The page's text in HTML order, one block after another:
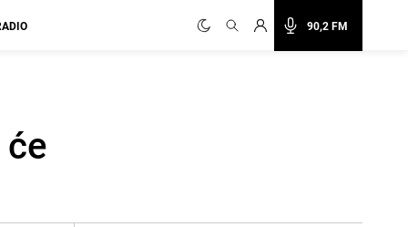
90,2 FM